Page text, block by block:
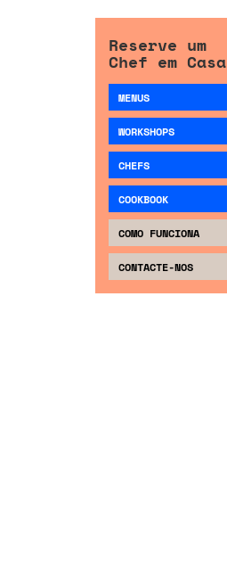
Reserve um
Chef em Casa
MENUS
WORKSHOPS
CHEFS
COOKBOOK
COMO FUNCIONA
CONTACTE-NOS